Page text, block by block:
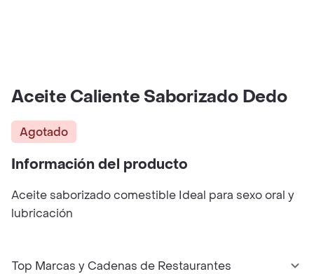
Aceite Caliente Saborizado Dedo
Agotado
Información del producto
Aceite saborizado comestible Ideal para sexo oral y
lubricación
Top Marcas y Cadenas de Restaurantes